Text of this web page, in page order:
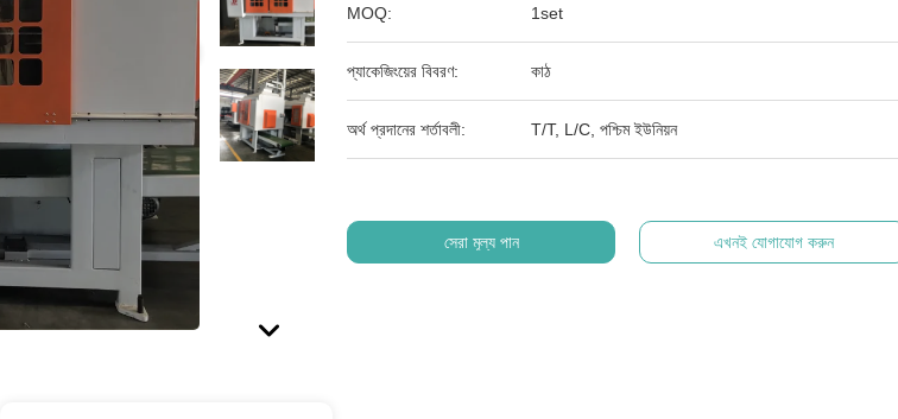
MOQ: 1set
প্যাকেজিংয়ের বিবরণ: কাঠ
অর্থ প্রদানের শর্তাবলী: T/T, L/C, পশ্চিম ইউনিয়ন
সেরা মূল্য পান এখনই যোগাযোগ করুন